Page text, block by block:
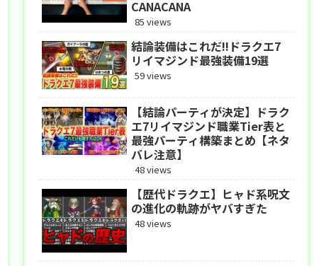
CANACANA
85 views
結論装備はこれだ!!ドラクエ7
リイマジンド最強装備19選
59 views
【結論パーティが決定】ドラク
エ7リイマジンド職業Tier表と
最強パーティ構築まとめ【ネタ
バレ注意】
48 views
【歴代ドラクエ】ヒャド系呪文
の進化の軌跡がヤバすぎた
48 views